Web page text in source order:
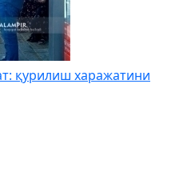
қурилиш харажатини